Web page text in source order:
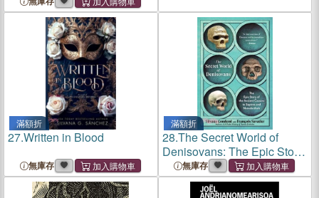
滿額折
27.Written in Blood
無庫存
滿額折
28.The Secret World of
Denisovans: The Epic Story
of the Ancient Cousins to
Sapiens and Neanderthals
無庫存